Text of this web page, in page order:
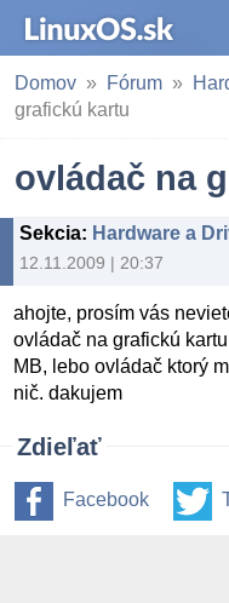
Domov Fórum
grafickú kartu
ovládač na
Sekcia: Hardware a
12.11.2009 | 20:37
ahojte, prosím vás
ovládač na grafickú
MB, lebo ovládač ktorý
nič. dakujem
Zdieľať
Facebook